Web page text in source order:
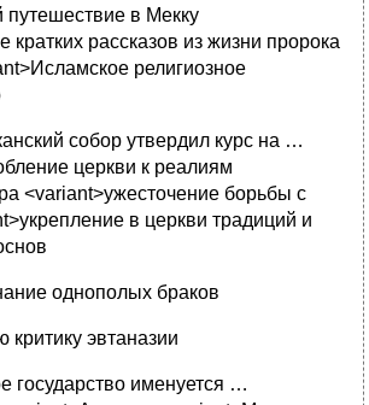
в Мекку
рассказов из жизни пророка
религиозное
собор утвердил курс на …
церкви к реалиям
<variant>ужесточение борьбы с
в церкви традиций и
однополых браков
критику эвтаназии
государство именуется …